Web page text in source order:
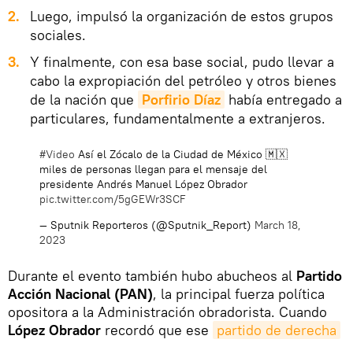
2.
Luego, impulsó la organización de estos grupos
sociales.
3.
Y finalmente, con esa base social, pudo llevar a
cabo la expropiación del petróleo y otros bienes
de la nación que Porfirio Díaz había entregado a
particulares, fundamentalmente a extranjeros.
#Video Así el Zócalo de la Ciudad de México 🇲🇽
miles de personas llegan para el mensaje del
presidente Andrés Manuel López Obrador
pic.twitter.com/5gGEWr3SCF
— Sputnik Reporteros (@Sputnik_Report) March 18,
2023
Durante el evento también hubo abucheos al Partido
Acción Nacional (PAN), la principal fuerza política
opositora a la Administración obradorista. Cuando
López Obrador recordó que ese partido de derecha